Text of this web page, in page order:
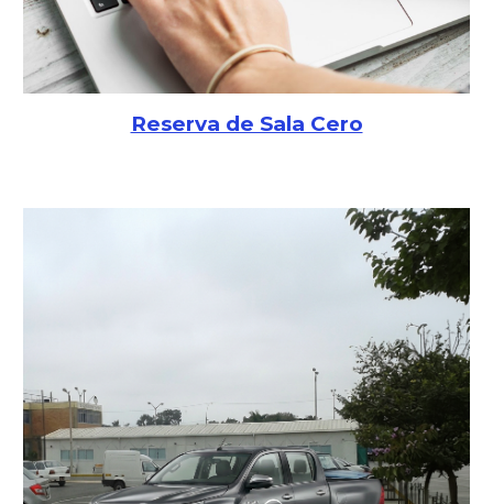
Reserva de Sala Cero